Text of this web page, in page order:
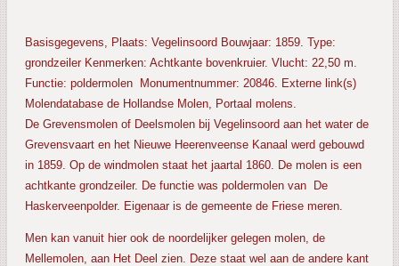
Basisgegevens, Plaats: Vegelinsoord Bouwjaar: 1859. Type:
grondzeiler Kenmerken: Achtkante bovenkruier. Vlucht: 22,50 m.
Functie: poldermolen Monumentnummer: 20846. Externe link(s)
Molendatabase de Hollandse Molen, Portaal molens.
De Grevensmolen of Deelsmolen bij Vegelinsoord aan het water de
Grevensvaart en het Nieuwe Heerenveense Kanaal werd gebouwd
in 1859. Op de windmolen staat het jaartal 1860. De molen is een
achtkante grondzeiler. De functie was poldermolen van De
Haskerveenpolder. Eigenaar is de gemeente de Friese meren.
Men kan vanuit hier ook de noordelijker gelegen molen, de
Mellemolen, aan Het Deel zien. Deze staat wel aan de andere kant